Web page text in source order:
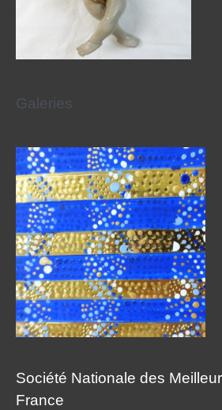
Galeries
Société Nationale des
France